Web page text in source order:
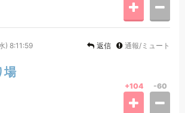
) 8:11:59 返信 通報/ミュート
場
+104 -60